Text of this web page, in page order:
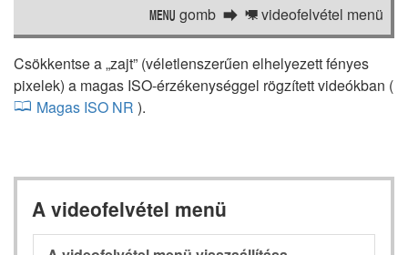
G gomb 1 videofelvétel menü
Csökkentse a „zajt” (véletlenszerűen elhelyezett fényes
pixelek) a magas ISO-érzékenységgel rögzített videókban (
Magas ISO NR ).
A videofelvétel menü